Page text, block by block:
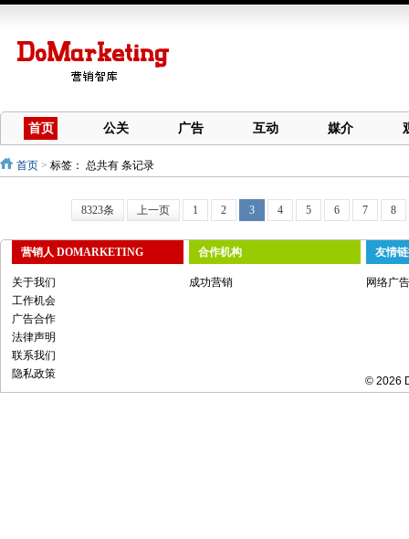
首页 公关 广告 互动 媒介
首页 > 标签： 总共有 条记录
8323条 上一页 1 2 3 4 5 6 7 8
营销人 DOMARKETING
关于我们
工作机会
广告合作
法律声明
联系我们
隐私政策
合作机构
成功营销
友情
网络广
© 2026